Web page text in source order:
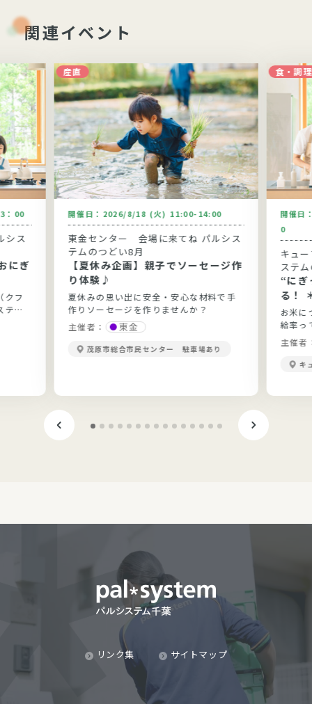
関連イベント
：00
シス
にぎ
クフ
テム
産直
開催日： 2026/8/18 (火) 11:00-14:00
東金センター 会場に来てね パルシス
テムのつどい8月
【夏休み企画】親子でソーセージ作
り体験♪
夏休みの思い出に安全・安心な材料で手
作りソーセージを作りませんか？
主催者：
東金
茂原市総合市民センター 駐車場あり
食・調理
開催日
0
キュ
ステ
“にぎ
る！
お米に
給率っ
当？
きます
主催者
キ
リンク集 サイトマップ